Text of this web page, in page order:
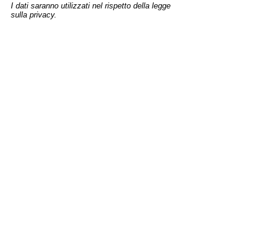
I dati saranno utilizzati nel rispetto della legge
sulla privacy.